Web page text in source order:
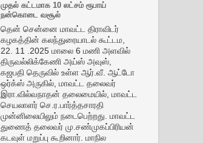
முதல் கட்டமாக 10 லட்சம் ரூபாய்
நன்கொடை வசூல்
தென் சென்னை மாவட்ட திராவிடர்
கழகத்தின் கலந்துரையாடல் கூட்டம,
22. 11 .2025 மாலை 6 மணி அளவில்
திருவல்லிக்கேணி அய்ஸ் அவுஸ்,
கஜபதி தெருவில் உள்ள ஆர்.வீ. ஆட்டோ
ஒர்க்ஸ் அருகில், மாவட்ட தலைவர்
இரா.வில்வநாதன் தலைமையில், மாவட்ட
செயலாளர் செ.ர.பார்த்தசாரதி
முன்னிலையிலும் நடைபெற்றது. மாவட்ட
துணைத் தலைவர் மு.சண்முகப்பிரியன்
கடவுள் மறுப்பு கூறினார். மாநில